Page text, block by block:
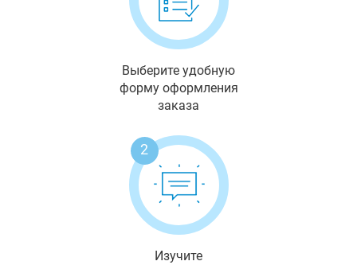
Выберите удобную
форму оформления
заказа
2
Изучите